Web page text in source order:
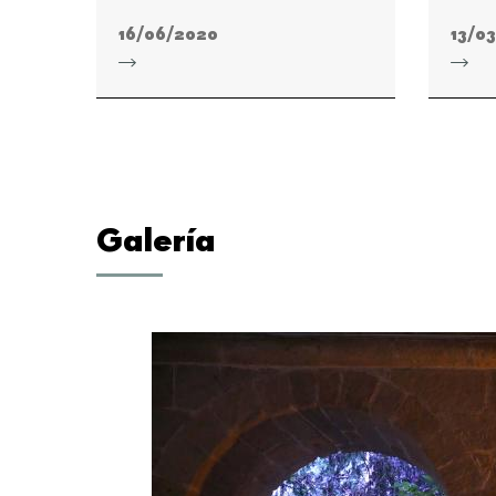
16/06/2020 13/
Galería